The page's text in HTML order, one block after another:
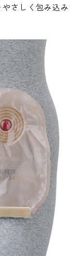
さしく包み込み